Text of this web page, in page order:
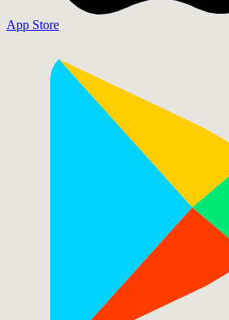
App Store